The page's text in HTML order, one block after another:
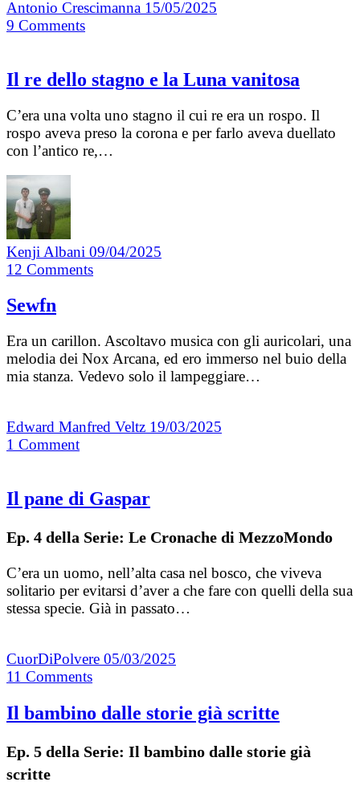
Antonio Crescimanna 15/05/2025
9 Comments
Il re dello stagno e la Luna vanitosa
C’era una volta uno stagno il cui re era un rospo. Il
rospo aveva preso la corona e per farlo aveva duellato
con l’antico re,…
Kenji Albani 09/04/2025
12 Comments
Sewfn
Era un carillon. Ascoltavo musica con gli auricolari, una
melodia dei Nox Arcana, ed ero immerso nel buio della
mia stanza. Vedevo solo il lampeggiare…
Edward Manfred Veltz 19/03/2025
1 Comment
Il pane di Gaspar
Ep. 4 della Serie: Le Cronache di MezzoMondo
C’era un uomo, nell’alta casa nel bosco, che viveva
solitario per evitarsi d’aver a che fare con quelli della sua
stessa specie. Già in passato…
CuorDiPolvere 05/03/2025
11 Comments
Il bambino dalle storie già scritte
Ep. 5 della Serie: Il bambino dalle storie già
scritte